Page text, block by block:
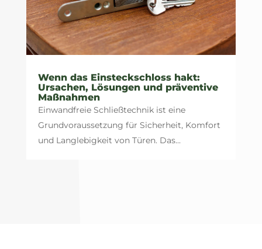
Wenn das Einsteckschloss hakt:
Ursachen, Lösungen und präventive
Maßnahmen
Einwandfreie Schließtechnik ist eine
Grundvoraussetzung für Sicherheit, Komfort
und Langlebigkeit von Türen. Das...